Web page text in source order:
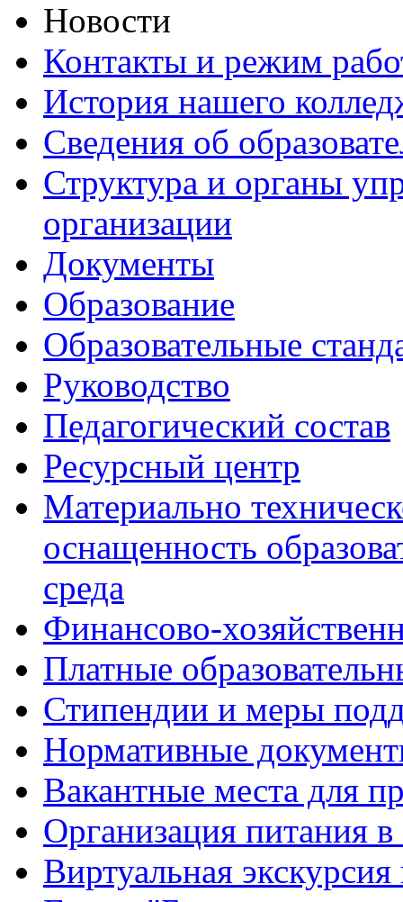
Новости
Контакты и режим
История нашего
Сведения об
Структура и органы
организации
Документы
Образование
Образовательные
Руководство
Педагогический состав
Ресурсный центр
Материально
оснащенность
среда
Финансово-
Платные
Стипендии и меры
Нормативные
Вакантные места для
Организация питания в
Виртуальная